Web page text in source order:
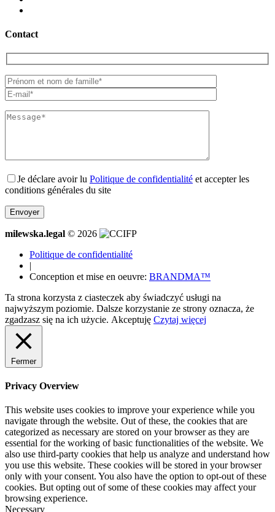
Contact
Je déclare avoir lu Politique de confidentialité et accepter les
conditions générales du site
milewska.legal © 2026
Politique de confidentialité
|
Conception et mise en oeuvre: BRANDMA™
Ta strona korzysta z ciasteczek aby świadczyć usługi na
najwyższym poziomie. Dalsze korzystanie ze strony oznacza, że
zgadzasz się na ich użycie. Akceptuję Czytaj więcej
Fermer
Privacy Overview
This website uses cookies to improve your experience while you
navigate through the website. Out of these, the cookies that are
categorized as necessary are stored on your browser as they are
essential for the working of basic functionalities of the website. We
also use third-party cookies that help us analyze and understand how
you use this website. These cookies will be stored in your browser
only with your consent. You also have the option to opt-out of these
cookies. But opting out of some of these cookies may affect your
browsing experience.
Necessary